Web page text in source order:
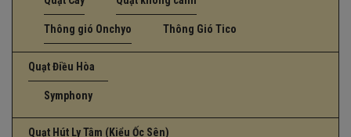
Thông gió Onchyo Thông Gió Tico
Quạt Điều Hòa
Symphony
Quạt Hút Ly Tâm (Kiểu Ốc Sên)